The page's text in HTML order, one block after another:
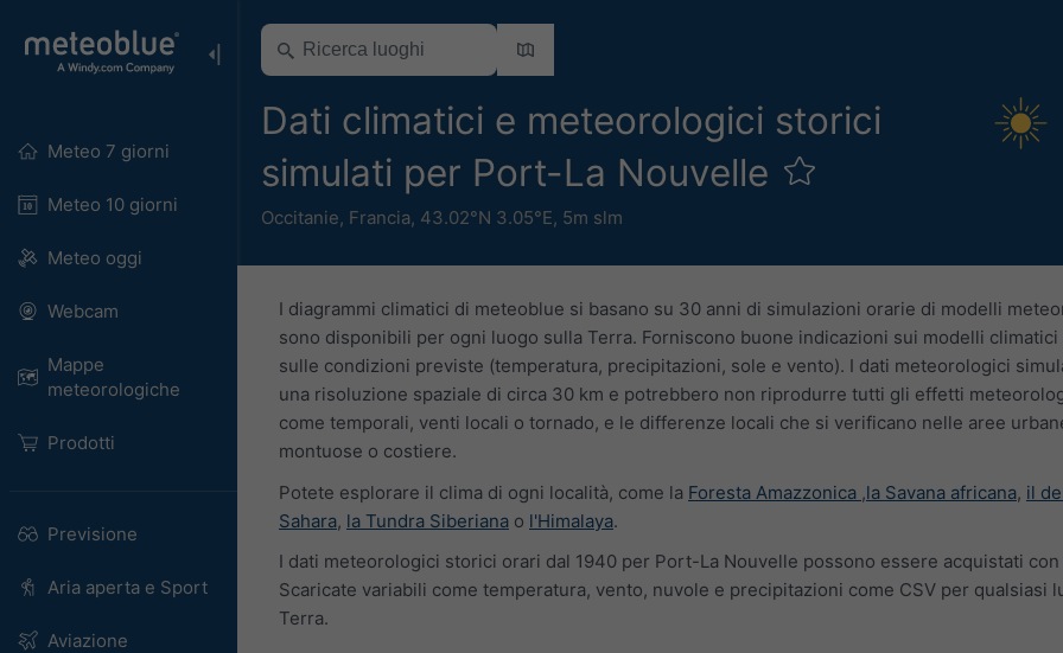
Meteo 7 giorni
Meteo 10 giorni
Meteo oggi
Webcam
Mappe
meteorologiche
Prodotti
Previsione
Aria aperta e Sport
Aviazione
Dati climatici e meteorologici storici
simulati per Port-La Nouvelle
Occitanie, Francia, 43.02°N 3.05°E, 5m slm
I diagrammi climatici di meteoblue si basano su 30 anni di simulazioni orarie di modelli
sono disponibili per ogni luogo sulla Terra. Forniscono buone indicazioni sui modelli
sulle condizioni previste (temperatura, precipitazioni, sole e vento). I dati meteorologici
una risoluzione spaziale di circa 30 km e potrebbero non riprodurre tutti gli effetti
come temporali, venti locali o tornado, e le differenze locali che si verificano nelle aree
montuose o costiere.
Potete esplorare il clima di ogni località, come la Foresta Amazzonica ,la Savana africana, il
Sahara, la Tundra Siberiana o l'Himalaya.
I dati meteorologici storici orari dal 1940 per Port-La Nouvelle possono essere acquistati con
Scaricate variabili come temperatura, vento, nuvole e precipitazioni come CSV per qualsiasi
Terra.